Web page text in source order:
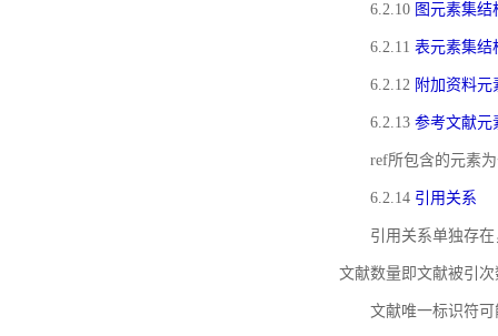
6.2.10 图元素集结
6.2.11 表元素集结
6.2.12 附加资料元
6.2.13 参考文献元
ref所包含的元素
6.2.14 引用关系
引用关系单独存
文献数量即文献被引
文献唯一标识符